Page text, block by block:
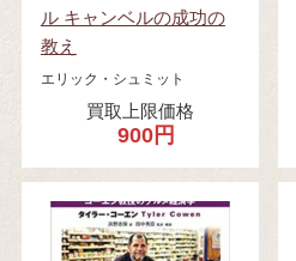
ル キャンベルの成功の
教え
エリック・シュミット
買取上限価格
900円